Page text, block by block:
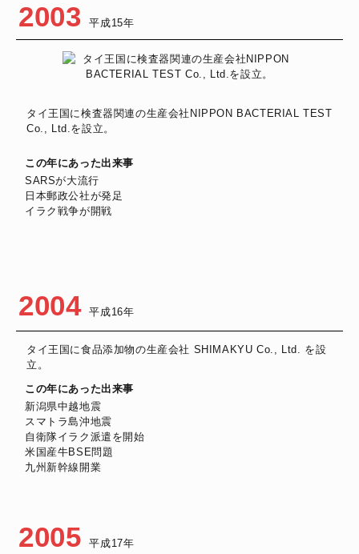
2003 平成15年
タイ王国に検査器関連の生産会社NIPPON BACTERIAL TEST
Co., Ltd.を設立。
この年にあった出来事
SARSが大流行
日本郵政公社が発足
イラク戦争が開戦
2004 平成16年
タイ王国に食品添加物の生産会社 SHIMAKYU Co., Ltd. を設
立。
この年にあった出来事
新潟県中越地震
スマトラ島沖地震
自衛隊イラク派遣を開始
米国産牛BSE問題
九州新幹線開業
2005 平成17年